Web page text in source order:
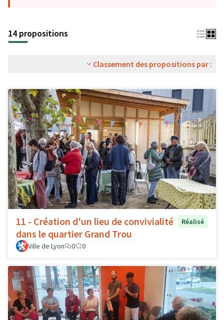
14 propositions
Classement des propositions par :
11 - Création d'un lieu de convivialité
dans le quartier Grand Trou
Réalisé
Ville de Lyon 0 0